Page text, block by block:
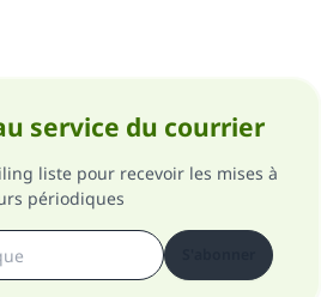
service du courrier
liste pour recevoir les mises à
périodiques